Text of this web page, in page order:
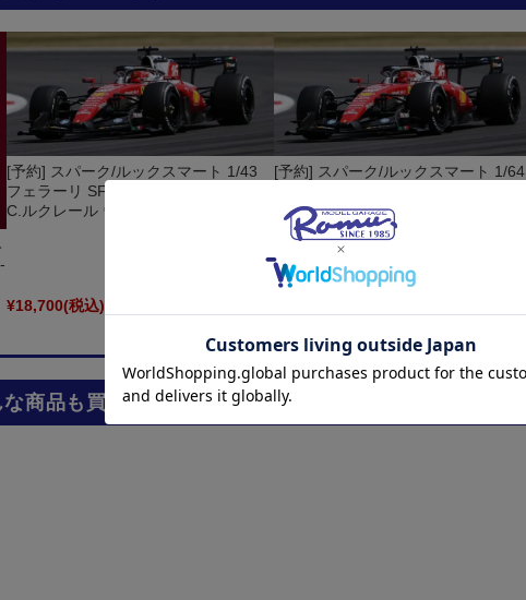
[予約] スパーク/ルックスマート 1/43
フェラーリ SF-26 イギリスGP 2026
C.ルクレール ウィナー LSF1088
¥18,700(税込)
[予約] スパーク/ルックスマート 1/64
C.ルクレール ウィナー LS64041
商品も買っています